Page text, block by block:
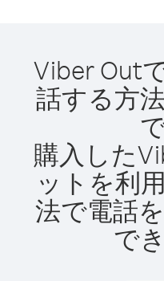
Viber Out
話する方
購入した
ットを利
法で電話
で